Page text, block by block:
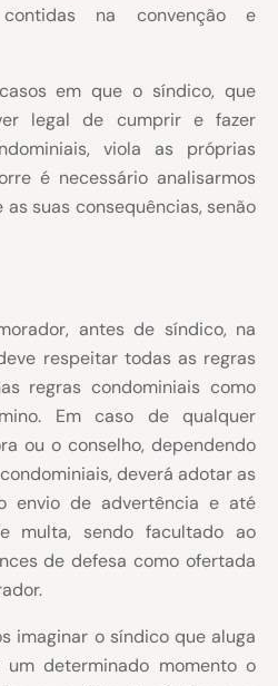
na convenção e
em que o síndico, que
legal de cumprir e fazer
viola as próprias
é necessário analisarmos
suas consequências, senão
antes de síndico, na
respeitar todas as regras
regras condominiais como
Em caso de qualquer
ou o conselho, dependendo
deverá adotar as
envio de advertência e até
multa, sendo facultado ao
de defesa como ofertada
imaginar o síndico que aluga
determinado momento o